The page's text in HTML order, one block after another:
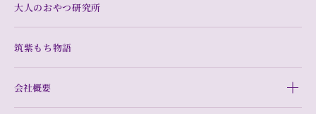
大人のおやつ研究所
筑紫もち物語
会社概要